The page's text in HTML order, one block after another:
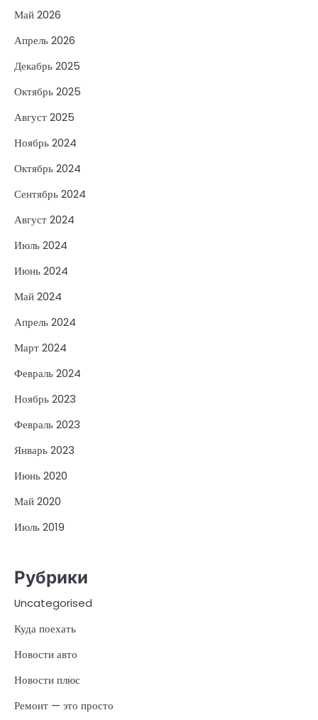
Май 2026
Апрель 2026
Декабрь 2025
Октябрь 2025
Август 2025
Ноябрь 2024
Октябрь 2024
Сентябрь 2024
Август 2024
Июль 2024
Июнь 2024
Май 2024
Апрель 2024
Март 2024
Февраль 2024
Ноябрь 2023
Февраль 2023
Январь 2023
Июнь 2020
Май 2020
Июль 2019
Рубрики
Uncategorised
Куда поехать
Новости авто
Новости плюс
Ремонт — это просто